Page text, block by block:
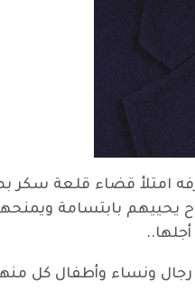
امتلأ قضاء قلعة سكر
يحييهم بابتسامة
رجال ونساء وأطفال